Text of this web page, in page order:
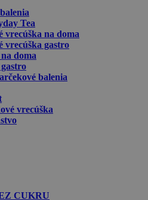
Tea
vrecúška na doma
vrecúška gastro
doma
balenia
vrecúška
CUKRU